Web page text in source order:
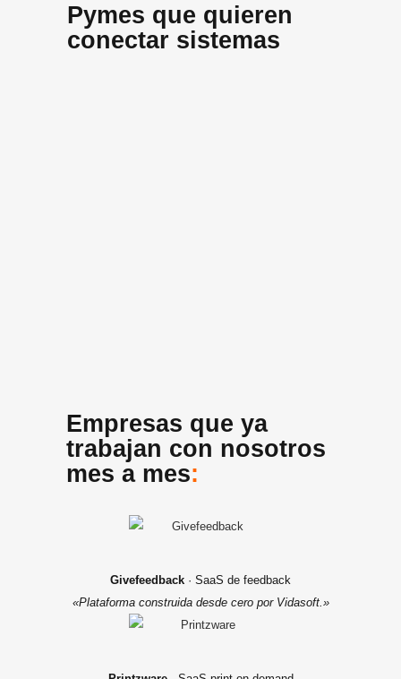
Pymes que quieren
conectar sistemas
Empresas que ya
trabajan con nosotros
mes a mes:
Givefeedback · SaaS de feedback
«Plataforma construida desde cero por Vidasoft.»